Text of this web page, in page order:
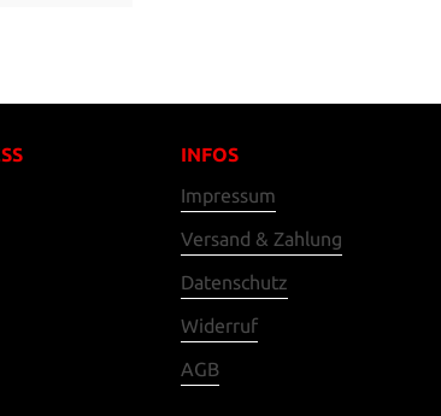
INFOS
Impressum
Versand & Zahlung
Datenschutz
Widerruf
AGB